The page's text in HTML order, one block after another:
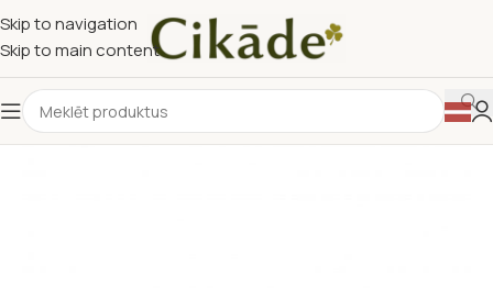
Skip to navigation
Skip to main content